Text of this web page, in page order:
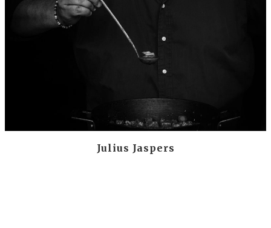
Julius Jaspers